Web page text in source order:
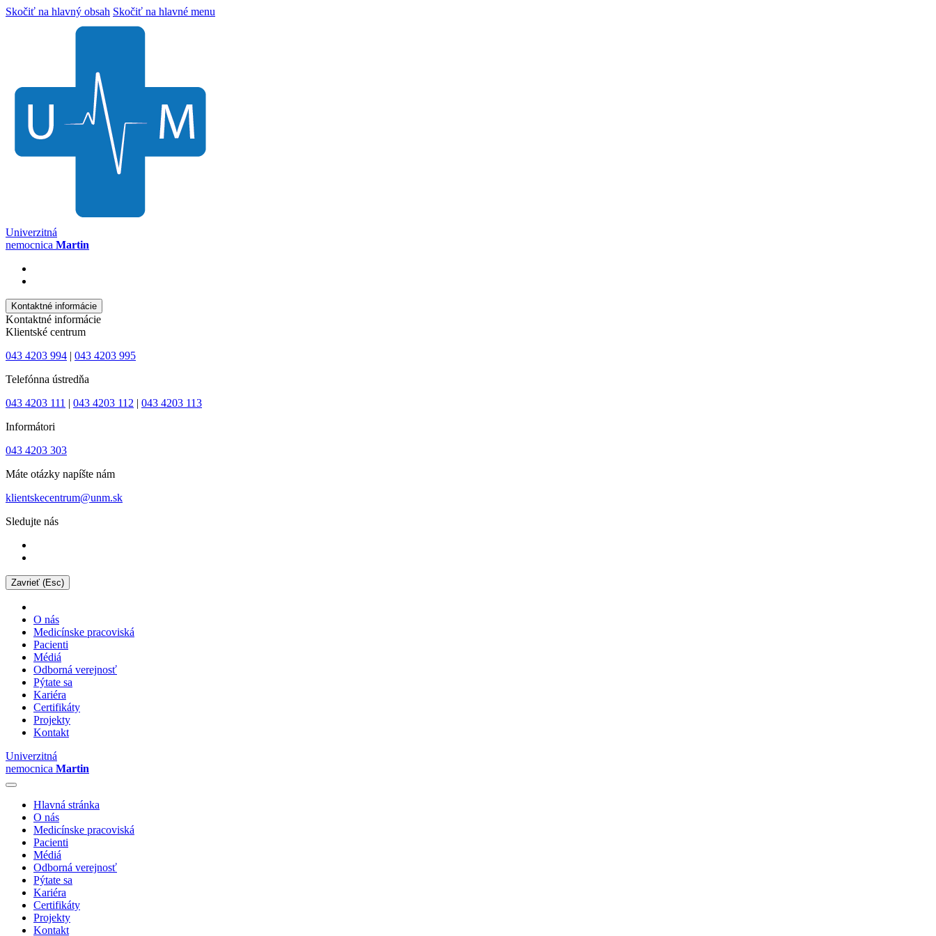
Skočiť na hlavný obsah Skočiť na hlavné menu
Univerzitná
nemocnica Martin
Kontaktné informácie
Kontaktné informácie
Klientské centrum
043 4203 994 | 043 4203 995
Telefónna ústredňa
043 4203 111 | 043 4203 112 | 043 4203 113
Informátori
043 4203 303
Máte otázky napíšte nám
klientskecentrum@unm.sk
Sledujte nás
Zavrieť (Esc)
O nás
Medicínske pracoviská
Pacienti
Médiá
Odborná verejnosť
Pýtate sa
Kariéra
Certifikáty
Projekty
Kontakt
Univerzitná
nemocnica Martin
Hlavná stránka
O nás
Medicínske pracoviská
Pacienti
Médiá
Odborná verejnosť
Pýtate sa
Kariéra
Certifikáty
Projekty
Kontakt